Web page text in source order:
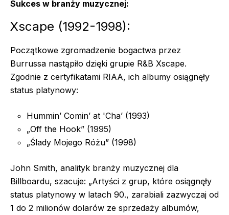
Sukces w branży muzycznej:
Xscape (1992-1998):
Początkowe zgromadzenie bogactwa przez
Burrussa nastąpiło dzięki grupie R&B Xscape.
Zgodnie z certyfikatami RIAA, ich albumy osiągnęły
status platynowy:
Hummin’ Comin’ at 'Cha’ (1993)
„Off the Hook” (1995)
„Ślady Mojego Różu” (1998)
John Smith, analityk branży muzycznej dla
Billboardu, szacuje: „Artyści z grup, które osiągnęły
status platynowy w latach 90., zarabiali zazwyczaj od
1 do 2 milionów dolarów ze sprzedaży albumów,